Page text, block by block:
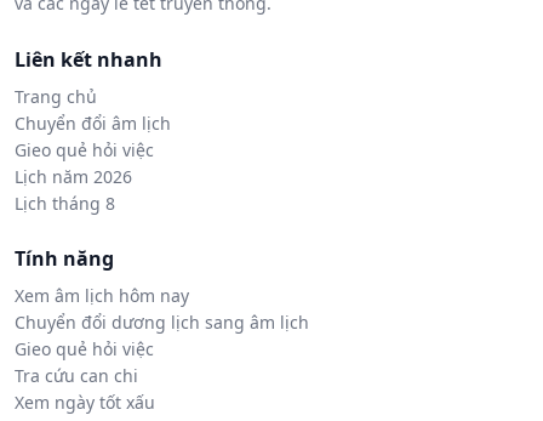
Liên kết nhanh
Trang chủ
Chuyển đổi âm lịch
Gieo quẻ hỏi việc
Lịch năm 2026
Lịch tháng 8
Tính năng
Xem âm lịch hôm nay
Chuyển đổi dương lịch sang âm lịch
Gieo quẻ hỏi việc
Tra cứu can chi
Xem ngày tốt xấu